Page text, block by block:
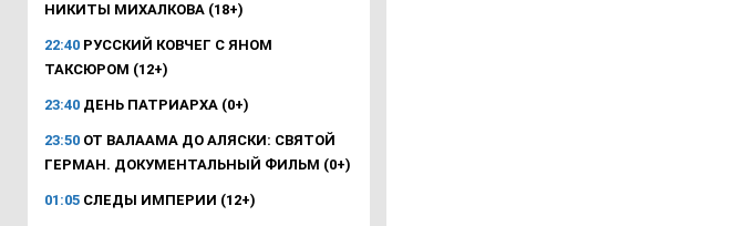
НИКИТЫ МИХАЛКОВА (18+)
22:40 РУССКИЙ КОВЧЕГ С ЯНОМ
ТАКСЮРОМ (12+)
23:40 ДЕНЬ ПАТРИАРХА (0+)
23:50 ОТ ВАЛААМА ДО АЛЯСКИ: СВЯТОЙ
ГЕРМАН. ДОКУМЕНТАЛЬНЫЙ ФИЛЬМ (0+)
01:05 СЛЕДЫ ИМПЕРИИ (12+)